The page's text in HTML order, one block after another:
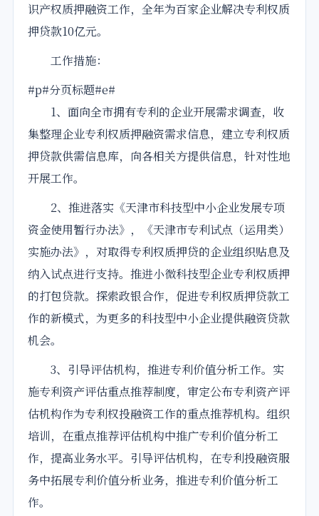
识产权质押融资工作，全年为百家企业解决专利权质
押贷款10亿元。
工作措施：
#p#分页标题#e#
1、面向全市拥有专利的企业开展需求调查，收
集整理企业专利权质押融资需求信息，建立专利权质
押贷款供需信息库，向各相关方提供信息，针对性地
开展工作。
2、推进落实《天津市科技型中小企业发展专项
资金使用暂行办法》，《天津市专利试点（运用类）
实施办法》，对取得专利权质押贷的企业组织贴息及
纳入试点进行支持。推进小微科技型企业专利权质押
的打包贷款。探索政银合作，促进专利权质押贷款工
作的新模式，为更多的科技型中小企业提供融资贷款
机会。
3、引导评估机构，推进专利价值分析工作。实
施专利资产评估重点推荐制度，审定公布专利资产评
估机构作为专利权投融资工作的重点推荐机构。组织
培训，在重点推荐评估机构中推广专利价值分析工
作，提高业务水平。引导评估机构，在专利投融资服
务中拓展专利价值分析业务，推进专利价值分析工
作。